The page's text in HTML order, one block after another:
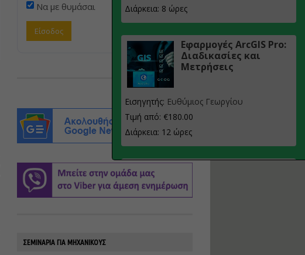
Να με θυμάσαι
ΣΕΜΙΝΑΡΙΑ ΓΙΑ ΜΗΧΑΝΙΚΟΥΣ
Διάρκεια: 8 ώρες
Εφαρμογές ArcGIS Pro:
Διαδικασίες και
Μετρήσεις
Εισηγητής: Ευθύμιος Γεωργίου
Τιμή από: €180.00
Διάρκεια: 12 ώρες
υλοποίηση
φωτοβολταϊκών